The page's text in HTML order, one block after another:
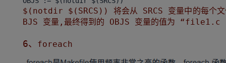
$(notdir $(SRCS)) 将会从 SRCS 变量中的每个文
BJS 变量,最终得到的 OBJS 变量的值为
6、 foreach